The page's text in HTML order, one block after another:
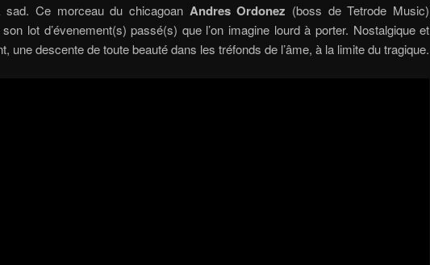
sad. Ce morceau du chicagoan Andres Ordonez (boss de Tetrode Music)
lot d’évenement(s) passé(s) que l’on imagine lourd à porter. Nostalgique et
une descente de toute beauté dans les tréfonds de l’âme, à la limite du tragique.